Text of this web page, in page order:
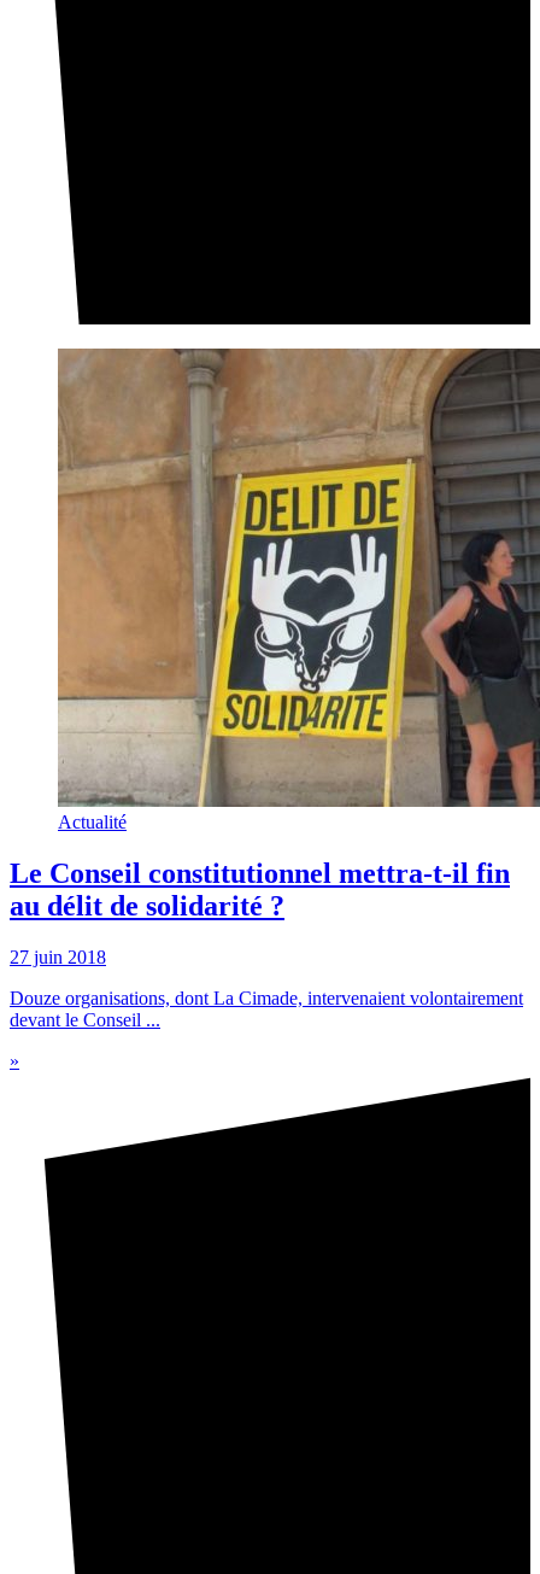
Actualité
Le Conseil constitutionnel mettra-t-il fin
au délit de solidarité ?
27 juin 2018
Douze organisations, dont La Cimade, intervenaient volontairement
devant le Conseil ...
»